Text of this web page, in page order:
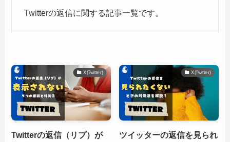
Twitterの返信に関する記事一覧です。
X(Twitter)
Twitterの返信（リプ）が
X(Twitter)
ツイッターの返信を見られ